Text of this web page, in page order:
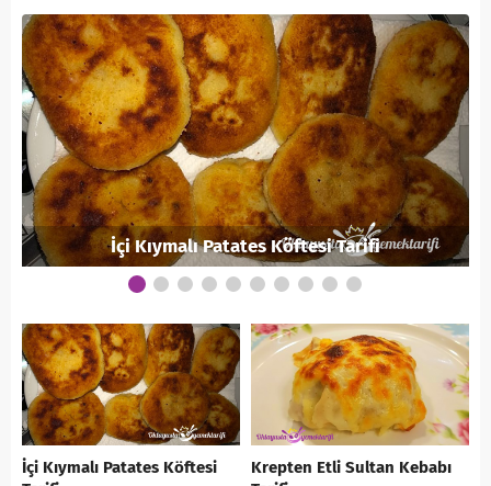
İçi Kıymalı Patates Köftesi Tarifi
İçi Kıymalı Patates Köftesi
Krepten Etli Sultan Kebabı